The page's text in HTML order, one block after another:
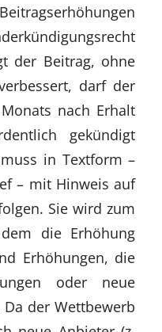
der Beitrag, ohne
darf der
nach Erhalt
gekündigt
in Textform –
– mit Hinweis auf
Sie wird zum
die Erhöhung
Erhöhungen, die
oder neue
der Wettbewerb